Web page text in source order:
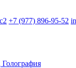
+7 (977) 896-95-52